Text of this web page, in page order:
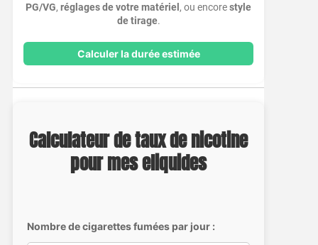
PG/VG,réglages de votre matériel , ou encorestyle
de tirage.
Calculer la durée estimée
Calculateur de taux de nicotine
pour mes eliquides
Nombre de cigarettes fumées par jour :